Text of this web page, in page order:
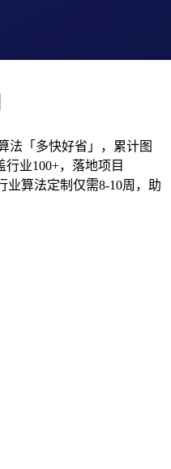
法「多快好省」，累计图
业100+，落地项目
业算法定制仅需8-10周，助